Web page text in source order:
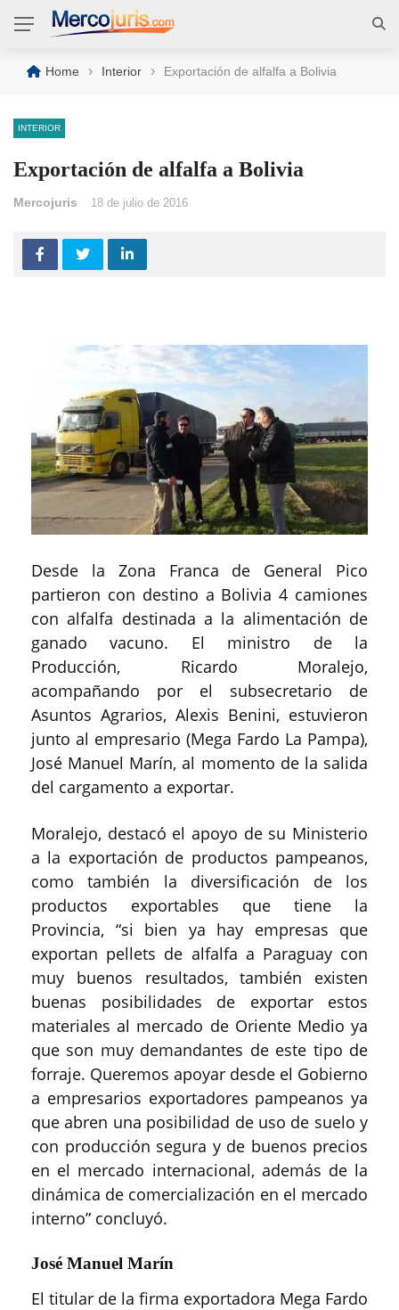
Home › Interior › Exportación de alfalfa a Bolivia
INTERIOR
Exportación de alfalfa a Bolivia
Mercojuris 18 de julio de 2016
Desde la Zona Franca de General Pico
partieron con destino a Bolivia 4 camiones
con alfalfa destinada a la alimentación de
ganado vacuno. El ministro de la
Producción, Ricardo Moralejo,
acompañando por el subsecretario de
Asuntos Agrarios, Alexis Benini, estuvieron
junto al empresario (Mega Fardo La Pampa),
José Manuel Marín, al momento de la salida
del cargamento a exportar.
Moralejo, destacó el apoyo de su Ministerio
a la exportación de productos pampeanos,
como también la diversificación de los
productos exportables que tiene la
Provincia, “si bien ya hay empresas que
exportan pellets de alfalfa a Paraguay con
muy buenos resultados, también existen
buenas posibilidades de exportar estos
materiales al mercado de Oriente Medio ya
que son muy demandantes de este tipo de
forraje. Queremos apoyar desde el Gobierno
a empresarios exportadores pampeanos ya
que abren una posibilidad de uso de suelo y
con producción segura y de buenos precios
en el mercado internacional, además de la
dinámica de comercialización en el mercado
interno” concluyó.
José Manuel Marín
El titular de la firma exportadora Mega Fardo